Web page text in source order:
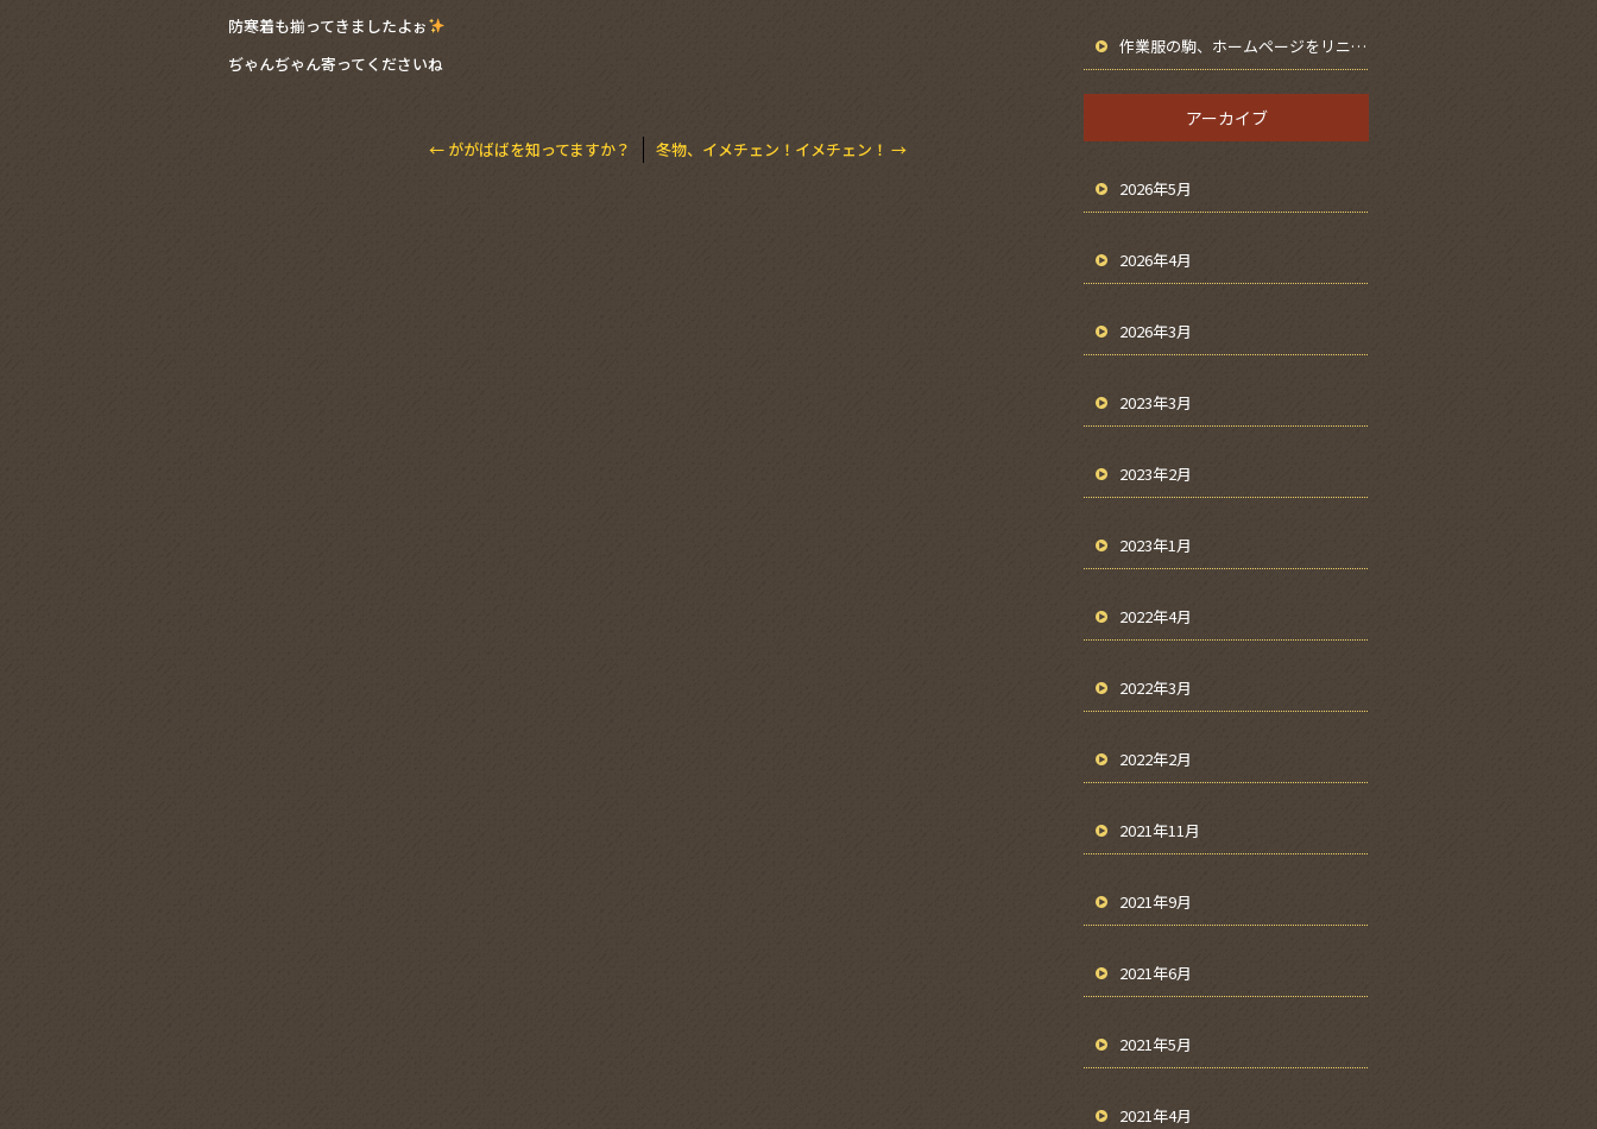
防寒着も揃ってきましたよぉ
ぢゃんぢゃん寄ってくださいね
← ががばばを知ってますか？ 冬物、イメチェン！イメチェン！ →
作業服の駒、ホームページをリニューアルしました｜横浜・瀬谷の鳶服・鉄筋服専門店」
アーカイブ
2026年5月
2026年4月
2026年3月
2023年3月
2023年2月
2023年1月
2022年4月
2022年3月
2022年2月
2021年11月
2021年9月
2021年6月
2021年5月
2021年4月